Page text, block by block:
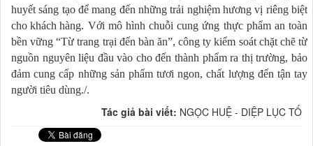
huyết sáng tạo để mang đến những trải nghiệm hương vị riêng biệt
cho khách hàng. Với mô hình chuỗi cung ứng thực phẩm an toàn
bền vững “Từ trang trại đến bàn ăn”, công ty kiểm soát chặt chẽ từ
nguồn nguyên liệu đầu vào cho đến thành phẩm ra thị trường, bảo
đảm cung cấp những sản phẩm tươi ngon, chất lượng đến tận tay
người tiêu dùng./.
Tác giả bài viết: NGỌC HUỆ - DIỆP LỤC TỐ